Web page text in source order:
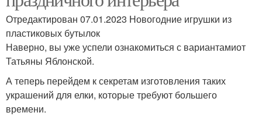
Отредактирован 07.01.2023 Новогодние игрушки из
пластиковых бутылок
Наверно, вы уже успели ознакомиться с вариантамиот
Татьяны Яблонской.
А теперь перейдем к секретам изготовления таких
украшений для елки, которые требуют большего
времени.